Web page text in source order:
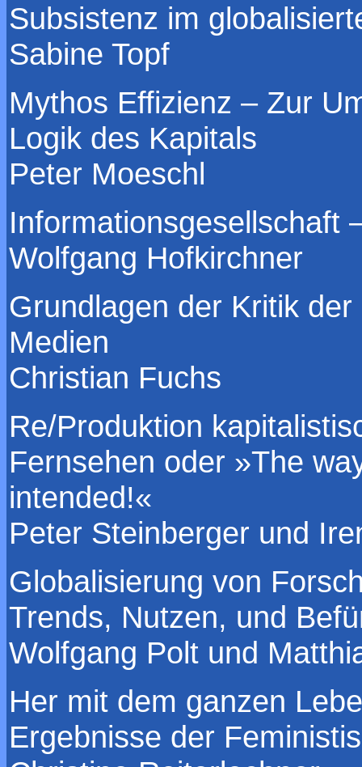
Subsistenz im
Sabine Topf
Mythos Effizienz – Zur
Logik des Kapitals
Peter Moeschl
Informationsgesellschaft
Wolfgang Hofkirchner
Grundlagen der Kritik
Medien
Christian Fuchs
Re/Produktion
Fernsehen oder »The
intended!«
Peter Steinberger und
Globalisierung von
Trends, Nutzen, und
Wolfgang Polt und
Her mit dem ganzen
Ergebnisse der